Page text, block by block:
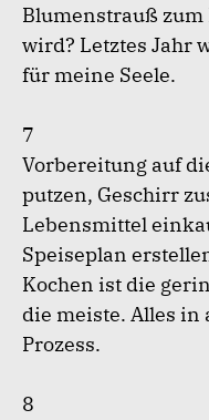
Blumenstrauß zum
wird? Letztes Jahr
für meine Seele.
7
Vorbereitung auf
putzen, Geschirr
Lebensmittel
Speiseplan
Kochen ist die
die meiste. Alles
Prozess.
8